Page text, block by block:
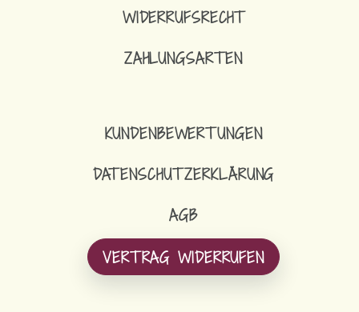
WIDERRUFSRECHT
ZAHLUNGSARTEN
KUNDENBEWERTUNGEN
DATENSCHUTZERKLÄRUNG
AGB
VERTRAG WIDERRUFEN